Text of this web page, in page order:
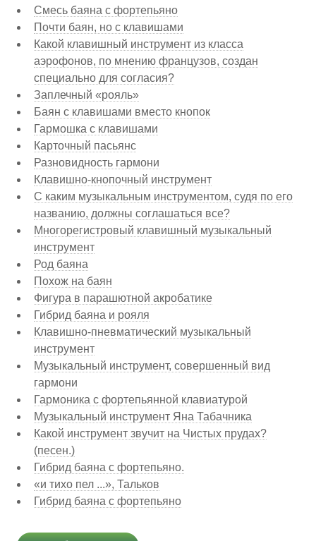
Смесь баяна с фортепьяно
Почти баян, но с клавишами
Какой клавишный инструмент из класса
аэрофонов, по мнению французов, создан
специально для согласия?
Заплечный «рояль»
Баян с клавишами вместо кнопок
Гармошка с клавишами
Карточный пасьянс
Разновидность гармони
Клавишно-кнопочный инструмент
С каким музыкальным инструментом, судя по его
названию, должны соглашаться все?
Многорегистровый клавишный музыкальный
инструмент
Род баяна
Похож на баян
Фигура в парашютной акробатике
Гибрид баяна и рояля
Клавишно-пневматический музыкальный
инструмент
Музыкальный инструмент, совершенный вид
гармони
Гармоника с фортепьянной клавиатурой
Музыкальный инструмент Яна Табачника
Какой инструмент звучит на Чистых прудах?
(песен.)
Гибрид баяна с фортепьяно.
«и тихо пел ...», Тальков
Гибрид баяна с фортепьяно